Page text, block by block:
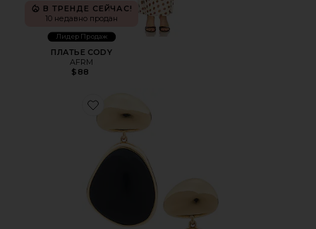
В ТРЕНДЕ СЕЙЧАС!
10 недавно продан
Лидер Продаж
ПЛАТЬЕ CODY
AFRM
$88
Favorite ПОДВЕСНЫЕ СЕРЬГИ BULOU